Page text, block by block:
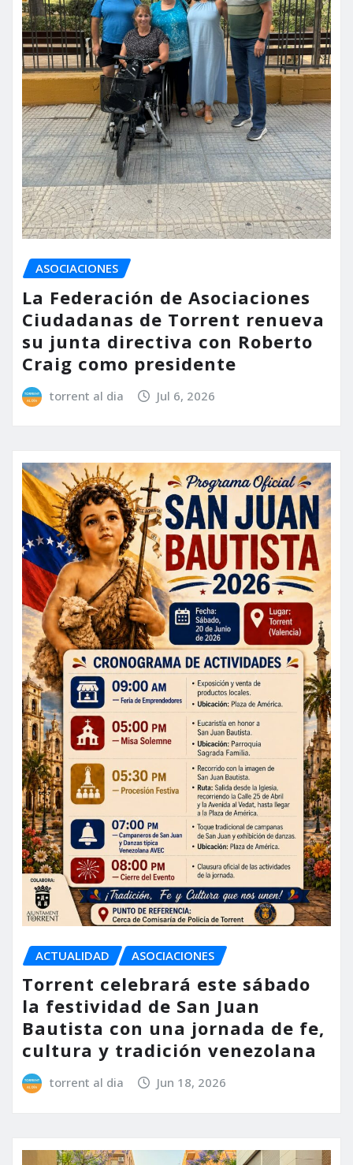
ASOCIACIONES
La Federación de Asociaciones
Ciudadanas de Torrent renueva
su junta directiva con Roberto
Craig como presidente
torrent al dia Jul 6, 2026
ACTUALIDAD ASOCIACIONES
Torrent celebrará este sábado
la festividad de San Juan
Bautista con una jornada de fe,
cultura y tradición venezolana
torrent al dia Jun 18, 2026